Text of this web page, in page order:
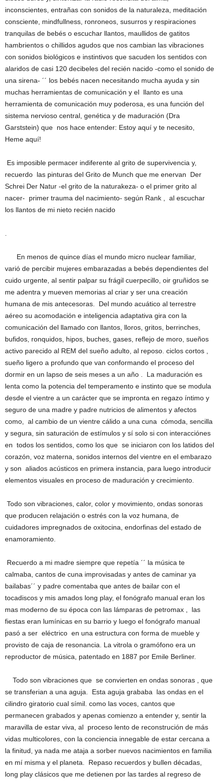
inconscientes, entrañas con sonidos de la naturaleza, meditación
consciente, mindfullness, ronroneos, susurros y respiraciones
tranquilas de bebés o escuchar llantos, maullidos de gatitos
hambrientos o chillidos agudos que nos cambian las vibraciones
con sonidos biológicos e instintivos que sacuden los sentidos con
alaridos de casi 120 decibeles del recién nacido -como el sonido de
una sirena- ´´ los bebés nacen necesitando mucha ayuda y sin
muchas herramientas de comunicación y el llanto es una
herramienta de comunicación muy poderosa, es una función del
sistema nervioso central, genética y de maduración (Dra
Garststein) que nos hace entender: Estoy aquí y te necesito,
Heme aquí!
Es imposible permacer indiferente al grito de supervivencia y,
recuerdo las pinturas del Grito de Munch que me enervan Der
Schrei Der Natur -el grito de la naturakeza- o el primer grito al
nacer- primer trauma del nacimiento- según Rank , al escuchar
los llantos de mi nieto recién nacido
En menos de quince días el mundo micro nuclear familiar,
varió de percibir mujeres embarazadas a bebés dependientes del
cuido urgente, al sentir palpar su frágil cuerpecillo, oir gruñidos se
me adentra y mueven memorias al criar y ser una creación
humana de mis antecesoras. Del mundo acuático al terrestre
aéreo su acomodación e inteligencia adaptativa gira con la
comunicación del llamado con llantos, lloros, gritos, berrinches,
bufidos, ronquidos, hipos, buches, gases, reflejo de moro, sueños
activo parecido al REM del sueño adulto, al reposo. ciclos cortos ,
sueño ligero a profundo que van conformando el proceso del
dormir en un lapso de seis meses a un año . La maduración es
lenta como la potencia del temperamento e instinto que se modula
desde el vientre a un carácter que se impronta en regazo íntimo y
seguro de una madre y padre nutricios de alimentos y afectos
como, al cambio de un vientre cálido a una cuna cómoda, sencilla
y segura, sin saturación de estímulos y sí solo si con interacciónes
en todos los sentidos, como los que se iniciaron con los latidos del
corazón, voz materna, sonidos internos del vientre en el embarazo
y son aliados acústicos en primera instancia, para luego introducir
elementos visuales en proceso de maduración y crecimiento.
Todo son vibraciones, calor, color y movimiento, ondas sonoras
que producen relajación o estrés con la voz humana, de
cuidadores impregnados de oxitocina, endorfinas del estado de
enamoramiento.
Recuerdo a mi madre siempre que repetía ´´ la música te
calmaba, cantos de cuna improvisadas y antes de caminar ya
bailabas´´ y padre comentaba que antes de bailar con el
tocadiscos y mis amados long play, el fonógrafo manual eran los
mas moderno de su época con las lámparas de petromax , las
fiestas eran lumínicas en su barrio y luego el fonógrafo manual
pasó a ser eléctrico en una estructura con forma de mueble y
provisto de caja de resonancia. La vitrola o gramófono era un
reproductor de música, patentado en 1887 por Emile Berliner.
Todo son vibraciones que se convierten en ondas sonoras , que
se transferian a una aguja. Esta aguja grababa las ondas en el
cilindro giratorio cual símil. como las voces, cantos que
permanecen grabados y apenas comienzo a entender y, sentir la
maravilla de estar viva, al proceso lento de reconstrución de más
vidas multicolores, con la conciencia innegable de estar cercana a
la finitud, ya nada me ataja a sorber nuevos nacimientos en familia
en mí misma y el planeta. Repaso recuerdos y bullen décadas,
long play clásicos que me detienen por las tardes al regreso de